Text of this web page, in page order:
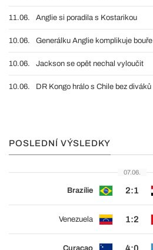
11.06. Anglie si poradila s Kostarikou
10.06. Generálku Anglie komplikuje bouře
10.06. Jackson se opět nechal vyloučit
10.06. DR Kongo hrálo s Chile bez diváků
POSLEDNÍ VÝSLEDKY
07.06.
Brazílie 2:1
Venezuela 1:2